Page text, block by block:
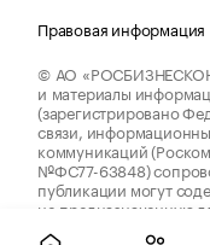
Правовая информация
© АО
и материалы
(зарегистрировано
связи,
коммуникаций
№ФС77-63848)
публикации могут
не предназначенную
до 18 лет.